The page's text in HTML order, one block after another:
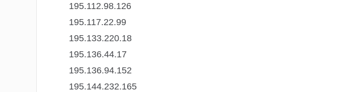
195.112.98.126
195.117.22.99
195.133.220.18
195.136.44.17
195.136.94.152
195.144.232.165